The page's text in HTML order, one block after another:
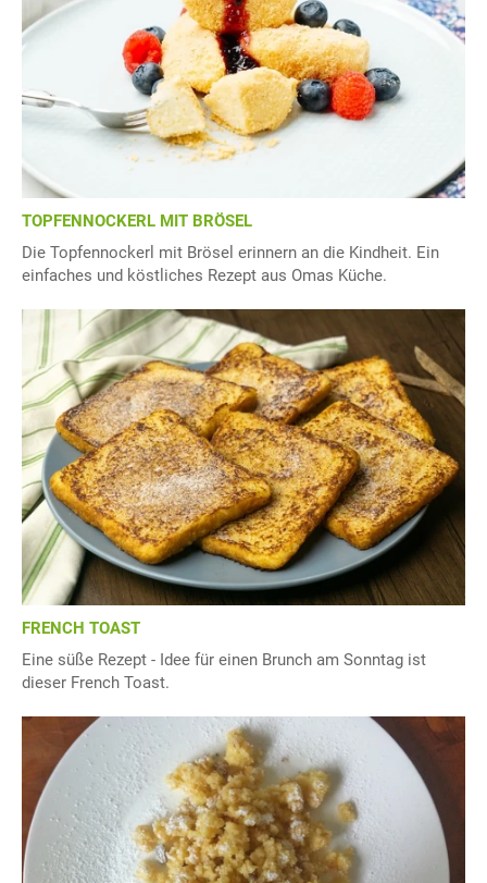
TOPFENNOCKERL MIT BRÖSEL
Die Topfennockerl mit Brösel erinnern an die Kindheit. Ein
einfaches und köstliches Rezept aus Omas Küche.
FRENCH TOAST
Eine süße Rezept - Idee für einen Brunch am Sonntag ist
dieser French Toast.